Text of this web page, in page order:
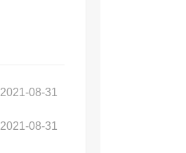
2021-08-31
2021-08-31